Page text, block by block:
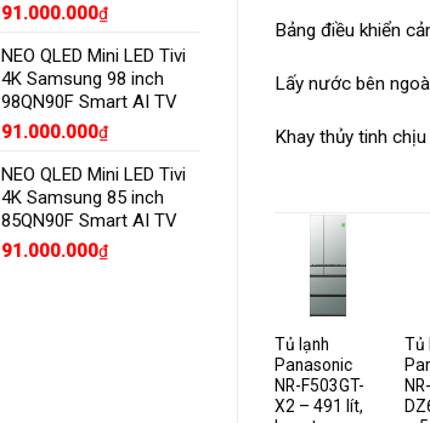
Bảng điều khiển
Lấy nước bên
Khay thủy tinh
Tủ lạnh
Panasonic
NR-F503GT-
X2 – 491 lít,
Tủ
NR-
91.000.000₫
NEO QLED Mini LED Tivi
4K Samsung 98 inch
98QN90F Smart AI TV
91.000.000₫
NEO QLED Mini LED Tivi
4K Samsung 85 inch
85QN90F Smart AI TV
91.000.000₫